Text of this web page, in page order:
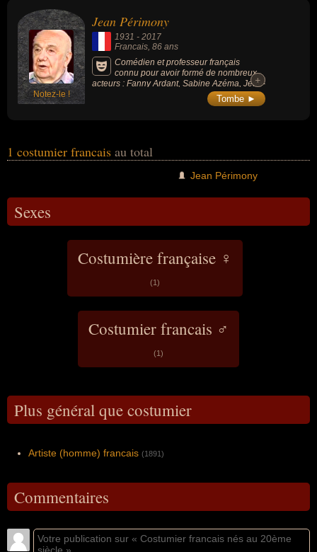
ou du théâtre. Ces célébrités peuvent également avoir été acteur,
artiste, décorateur, enseignant ou metteur en scène.
Notez-le !
Jean Périmony
1931 - 2017
Francais, 86 ans
Comédien et professeur français
connu pour avoir formé de nombreux
acteurs : Fanny Ardant, Sabine Azéma, Jean-
Pierre Bacri, François Cluzet, André
Dussollier, Camille Cottin et Sara Giraudeau,
+
+
Tombe ►
1 costumier francais au total
Jean Périmony
Sexes
Costumière française ♀
(1)
Costumier francais ♂
(1)
Plus général que costumier
Artiste (homme) francais (1891)
Commentaires